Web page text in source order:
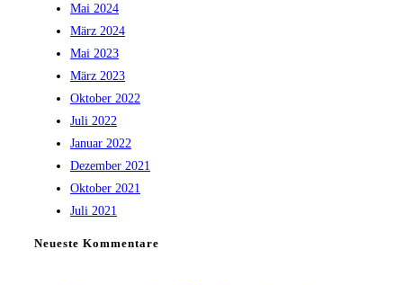
Mai 2024
März 2024
Mai 2023
März 2023
Oktober 2022
Juli 2022
Januar 2022
Dezember 2021
Oktober 2021
Juli 2021
Neueste Kommentare